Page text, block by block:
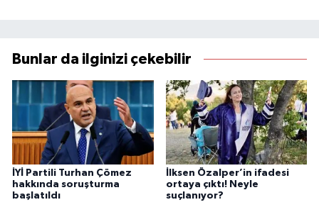
Bunlar da ilginizi çekebilir
İYİ Partili Turhan Çömez
hakkında soruşturma
başlatıldı
İlksen Özalper’in ifadesi
ortaya çıktı! Neyle
suçlanıyor?